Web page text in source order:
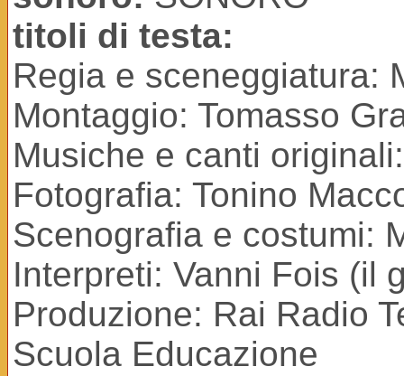
titoli di testa:
Regia e sceneggiatura:
Montaggio: Tomasso
Musiche e canti
Fotografia: Tonino
Scenografia e costumi:
Interpreti: Vanni Fois (il
Produzione: Rai Radio
Scuola Educazione